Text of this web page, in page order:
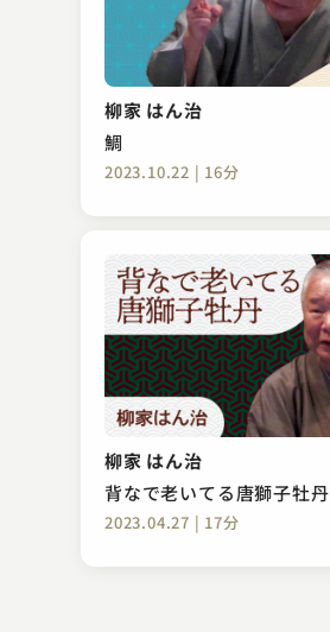
柳家 はん治
鯛
2023.10.22 | 16分
柳家 はん治
背なで老いてる唐獅子牡丹
2023.04.27 | 17分
林家 きく麿
歯ンデレラ
2023.10.24 | 15分
柳家 小三太
佐野山
2023.06.04 | 15分